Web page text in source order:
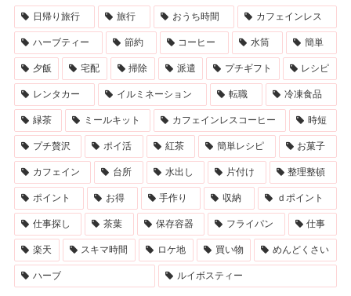
日帰り旅行 旅行 おうち時間 カフェインレス
ハーブティー 節約 コーヒー 水筒 簡単
夕飯 宅配 掃除 派遣 プチギフト レシピ
レンタカー イルミネーション 転職 冷凍食品
緑茶 ミールキット カフェインレスコーヒー 時短
プチ贅沢 ポイ活 紅茶 簡単レシピ お菓子
カフェイン 台所 水出し 片付け 整理整頓
ポイント お得 手作り 収納 ｄポイント
仕事探し 茶葉 保存容器 フライパン 仕事
楽天 スキマ時間 ロケ地 買い物 めんどくさい
ハーブ ルイボスティー